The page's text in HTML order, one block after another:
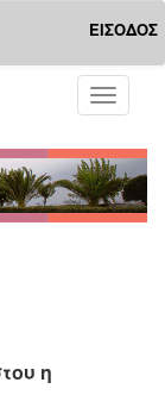
ΕΙΣΟΔΟΣ
Toggle
η